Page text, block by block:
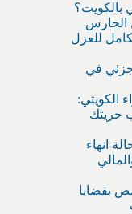
بالكويت؟
الحارس
للعزل
في
الكويتي:
حريتك
انهاء
بقضايا